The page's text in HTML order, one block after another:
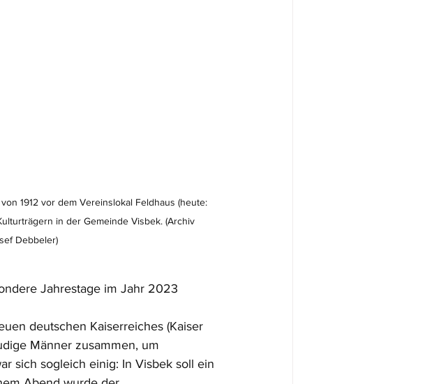
1912 vor dem Vereinslokal Feldhaus (heute:
in der Gemeinde Visbek. (Archiv
Debbeler)
Jahrestage im Jahr 2023
deutschen Kaiserreiches (Kaiser
Männer zusammen, um
sich sogleich einig: In Visbek soll ein